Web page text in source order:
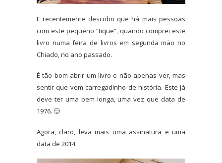
E recentemente descobri que há mais pessoas
com este pequeno “tique”, quando comprei este
livro numa feira de livros em segunda mão no
Chiado, no ano passado.
É tão bom abrir um livro e não apenas ver, mas
sentir que vem carregadinho de história. Este já
deve ter uma bem longa, uma vez que data de
1976. 🙂
Agora, claro, leva mais uma assinatura e uma
data de 2014.